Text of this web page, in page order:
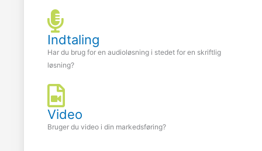
Indtaling
Har du brug for en audioløsning i stedet for en skriftlig
løsning?
Video
Bruger du video i din markedsføring?